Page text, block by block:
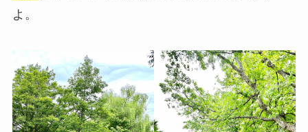
よ。